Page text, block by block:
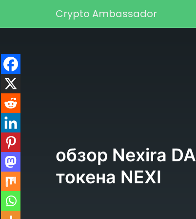
ОсновнаяCrypto Ambassador
обзор Nexira
токена NEXI